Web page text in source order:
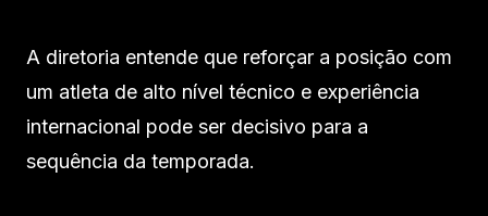
A diretoria entende que reforçar a posição com
um atleta de alto nível técnico e experiência
internacional pode ser decisivo para a
sequência da temporada.